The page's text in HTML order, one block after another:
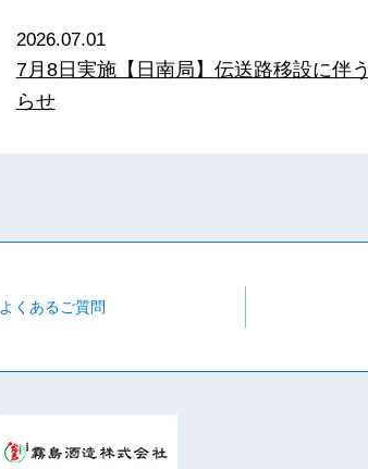
2026.07.01
7月8日実施【日南局】伝送路移設に伴
らせ
よくあるご質問